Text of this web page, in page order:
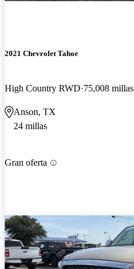
2021 Chevrolet Tahoe
High Country RWD 75,008 millas
Anson, TX
24 millas
Gran oferta